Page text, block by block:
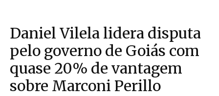
Daniel Vilela lidera disputa
pelo governo de Goiás com
quase 20% de vantagem
sobre Marconi Perillo